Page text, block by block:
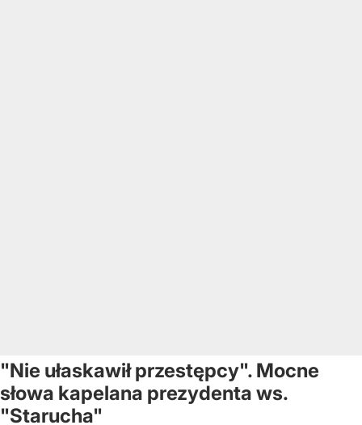
"Nie ułaskawił przestępcy". Mocne
słowa kapelana prezydenta ws.
"Starucha"